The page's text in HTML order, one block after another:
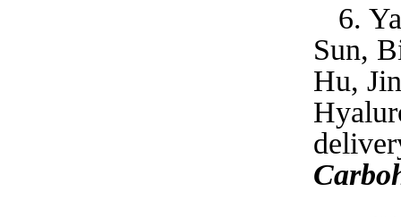
6.
Sun,
Hu,